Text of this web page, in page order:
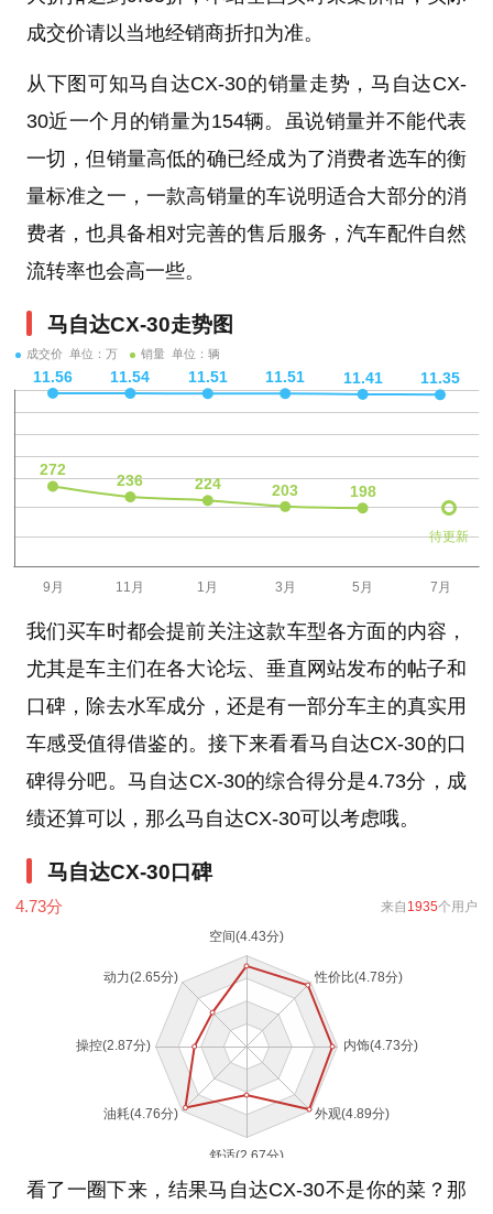
成交价请以当地经销商折扣为准。
从下图可知马自达CX-30的销量走势，马自达CX-
30近一个月的销量为154辆。虽说销量并不能代表
一切，但销量高低的确已经成为了消费者选车的衡
量标准之一，一款高销量的车说明适合大部分的消
费者，也具备相对完善的售后服务，汽车配件自然
流转率也会高一些。
马自达CX-30走势图
成交价 单位：万 销量 单位：辆
待更新
我们买车时都会提前关注这款车型各方面的内容，
尤其是车主们在各大论坛、垂直网站发布的帖子和
口碑，除去水军成分，还是有一部分车主的真实用
车感受值得借鉴的。接下来看看马自达CX-30的口
碑得分吧。马自达CX-30的综合得分是4.73分，成
绩还算可以，那么马自达CX-30可以考虑哦。
马自达CX-30口碑
4.73分 来自 1935个用户
看了一圈下来，结果马自达CX-30不是你的菜？那